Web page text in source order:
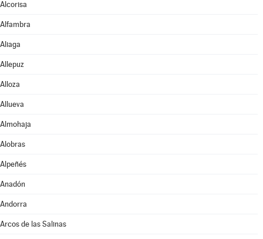
Alcorisa
Alfambra
Aliaga
Allepuz
Alloza
Allueva
Almohaja
Alobras
Alpeñés
Anadón
Andorra
Arcos de las Salinas